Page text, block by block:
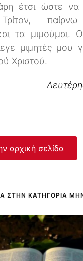
έτσι ώστε
Τρίτον,
τα μιμούμαι.
μιμητές μου
Χριστού.
αρχική σελίδα
ΣΤΗΝ ΚΑΤΗΓΟΡΊΑ